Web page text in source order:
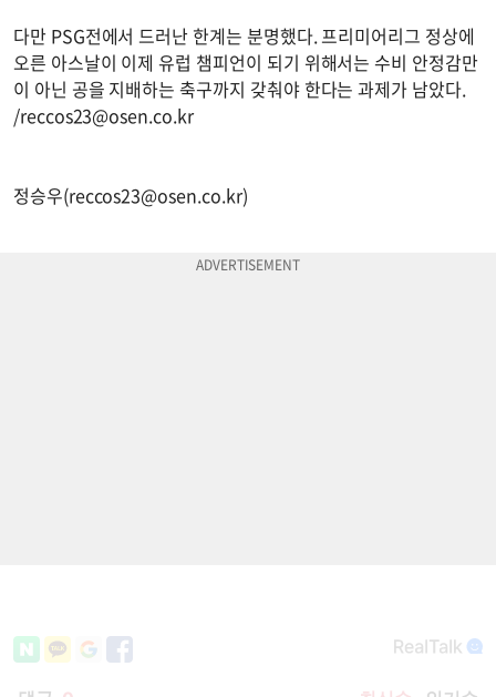
다만 PSG전에서 드러난 한계는 분명했다. 프리미어리그 정상에
오른 아스날이 이제 유럽 챔피언이 되기 위해서는 수비 안정감만
이 아닌 공을 지배하는 축구까지 갖춰야 한다는 과제가 남았다.
/reccos23@osen.co.kr
정승우(reccos23@osen.co.kr)